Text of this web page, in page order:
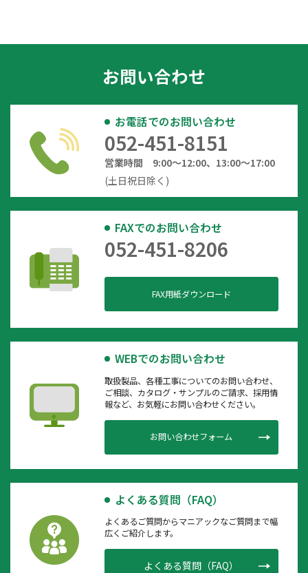
お問い合わせ
お電話でのお問い合わせ
052-451-8151
営業時間 9:00～12:00、13:00～17:00
(土日祝日除く)
FAXでのお問い合わせ
052-451-8206
FAX用紙ダウンロード
WEBでのお問い合わせ
取扱製品、各種工事についてのお問い合わせ、
ご相談、カタログ・サンプルのご請求、採用情
報など、お気軽にお問い合わせください。
お問い合わせフォーム
よくある質問（FAQ）
よくあるご質問からマニアックなご質問まで幅
広くご紹介します。
よくある質問（FAQ）